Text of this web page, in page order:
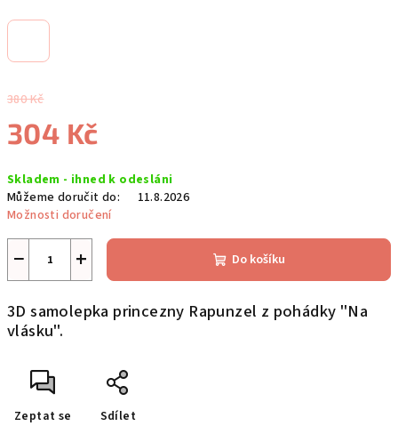
380 Kč
304 Kč
cena:
Skladem - ihned k odesláni
Můžeme doručit do:
11.8.2026
Možnosti doručení
+
− Do košíku
3D samolepka princezny Rapunzel z pohádky "Na
vlásku".
Zeptat se Sdílet